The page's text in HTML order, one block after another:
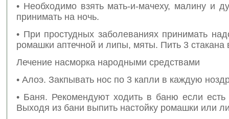
• Необходимо взять мать-и-мачеху, малину и
принимать на ночь.
• При простудных заболеваниях принимать
ромашки аптечной и липы, мяты. Пить 3 стакана
Лечение насморка народными средствами
• Алоэ. Закпывать нос по 3 капли в каждую
• Баня. Рекомендуют ходить в баню если есть
Выходя из бани выпить настойку ромашки или